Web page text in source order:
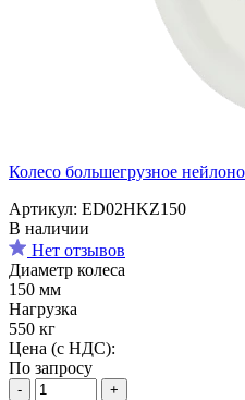
Колесо большегрузное
Артикул: ED02HKZ150
В наличии
Нет отзывов
Диаметр колеса
150 мм
Нагрузка
550 кг
Цена (с НДС):
По запросу
- +